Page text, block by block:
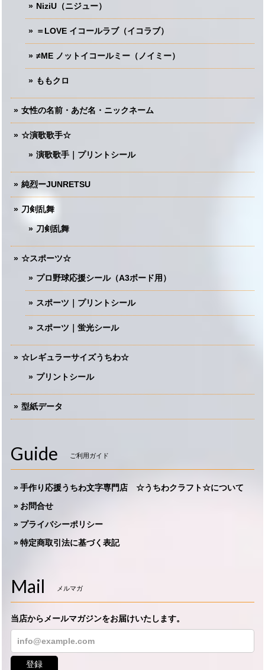
NiziU（ニジュー）
＝LOVE イコールラブ（イコラブ）
≠ME ノットイコールミー（ノイミー）
ももクロ
女性の名前・あだ名・ニックネーム
☆演歌歌手☆
演歌歌手｜プリントシール
純烈ーJUNRETSU
刀剣乱舞
刀剣乱舞
☆スポーツ☆
プロ野球応援シール（A3ボード用）
スポーツ｜プリントシール
スポーツ｜蛍光シール
☆レギュラーサイズうちわ☆
プリントシール
型紙データ
Guide ご利用ガイド
手作り応援うちわ文字専門店 ☆うちわクラフト☆について
お問合せ
プライバシーポリシー
特定商取引法に基づく表記
Mail メルマガ
当店からメールマガジンをお届けいたします。
登録